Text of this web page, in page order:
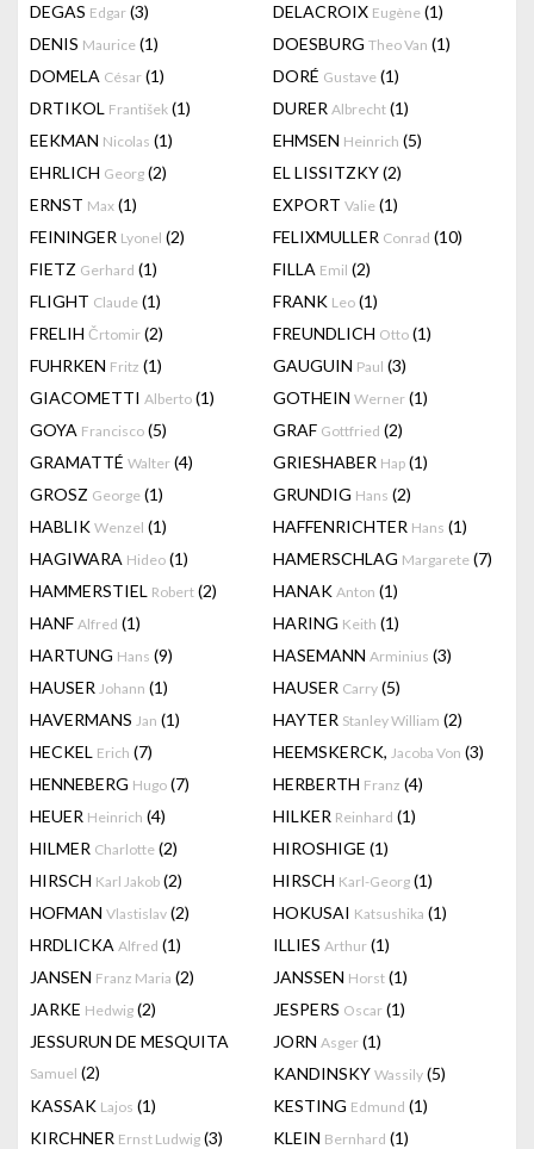
DEGAS Edgar (3) DELACROIX Eugène (1)
DENIS Maurice (1) DOESBURG Theo Van (1)
DOMELA César (1) DORÉ Gustave (1)
DRTIKOL František (1) DURER Albrecht (1)
EEKMAN Nicolas (1) EHMSEN Heinrich (5)
EHRLICH Georg (2) EL LISSITZKY(2)
ERNST Max (1) EXPORT Valie (1)
FEININGER Lyonel (2) FELIXMULLER Conrad (10)
FIETZ Gerhard (1) FILLA Emil (2)
FLIGHT Claude (1) FRANK Leo (1)
FRELIH Črtomir (2) FREUNDLICH Otto (1)
FUHRKEN Fritz (1) GAUGUIN Paul (3)
GIACOMETTI Alberto (1) GOTHEIN Werner (1)
GOYA Francisco (5) GRAF Gottfried (2)
GRAMATTÉ Walter (4) GRIESHABER Hap (1)
GROSZ George (1) GRUNDIG Hans (2)
HABLIK Wenzel (1) HAFFENRICHTER Hans (1)
HAGIWARA Hideo (1) HAMERSCHLAG Margarete (7)
HAMMERSTIEL Robert (2) HANAK Anton (1)
HANF Alfred (1) HARING Keith (1)
HARTUNG Hans (9) HASEMANN Arminius (3)
HAUSER Johann (1) HAUSER Carry (5)
HAVERMANS Jan (1) HAYTER Stanley William (2)
HECKEL Erich (7) HEEMSKERCK, Jacoba Von (3)
HENNEBERG Hugo (7) HERBERTH Franz (4)
HEUER Heinrich (4) HILKER Reinhard (1)
HILMER Charlotte (2) HIROSHIGE (1)
HIRSCH Karl Jakob (2) HIRSCH Karl-Georg (1)
HOFMAN Vlastislav (2) HOKUSAI Katsushika (1)
HRDLICKA Alfred (1) ILLIES Arthur (1)
JANSEN Franz Maria (2) JANSSEN Horst (1)
JARKE Hedwig (2) JESPERS Oscar (1)
JESSURUN DE MESQUITA
Samuel (2)
JORN Asger (1)
KANDINSKY Wassily (5)
KASSAK Lajos (1) KESTING Edmund (1)
KIRCHNER Ernst Ludwig (3) KLEIN Bernhard (1)